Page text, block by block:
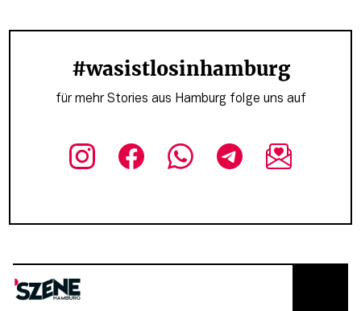
#wasistlosinhamburg
für mehr Stories aus Hamburg folge uns auf